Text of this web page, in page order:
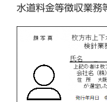
水道料金等徴収業務